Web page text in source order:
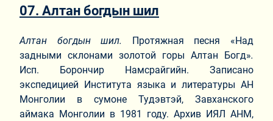
07. Алтан богдын шил
Алтан богдын шил.
Протяжная песня «Над
задными склонами золотой горы Алтан Богд».
Исп. Борончир Намсрайгийн. Записано
экспедицией Института языка и литературы АН
Монголии в сумоне Тудэвтэй, Завханского
аймака Монголии в 1981 году. Архив ИЯЛ АНМ,